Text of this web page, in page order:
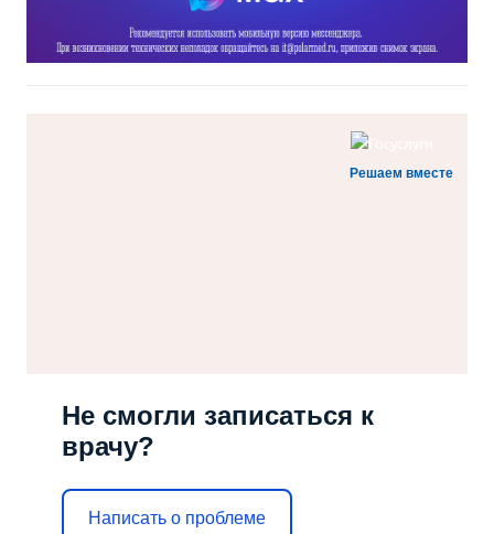
Решаем вместе
Не смогли записаться к
врачу?
Написать о проблеме